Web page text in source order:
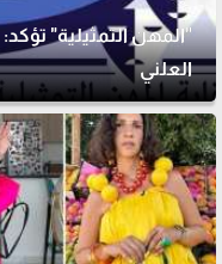
"المهن التمثيلية"
العلني